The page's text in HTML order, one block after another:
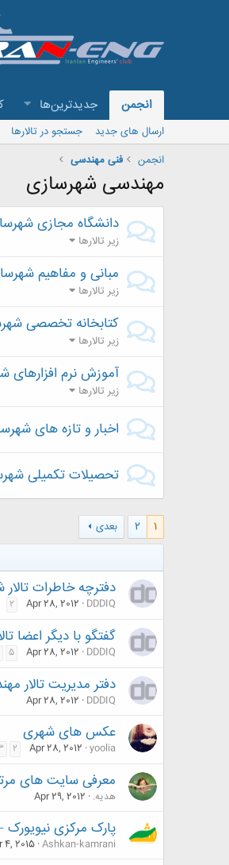
انجمن جدیدترین‌ها
ارسال های جدید
جستجو در تالارها
انجمن
فنی مهندسی
مهندسی شهرسازی
دانشگاه مجازی
زیر تالارها
مبانی و مفاهیم
زیر تالارها
کتابخانه تخصصی
زیر تالارها
آموزش نرم افزارهای
زیر تالارها
اخبار و تازه های
تحصیلات تکمیلی
1
2
بعدی
دفترچه خاطرات
DDDIQ
Apr 28, 2012
2
گفتگو با دیگر اعضا
DDDIQ
Apr 28, 2012
5
دفتر مدیریت تالار
DDDIQ
Apr 28, 2012
عکس های شهری
yoolia
Apr 28, 2012
2
معرفی سایت های
هدیه. Apr 29, 2012
پارک مرکزی
Ashkan-kamrani
4, 2015